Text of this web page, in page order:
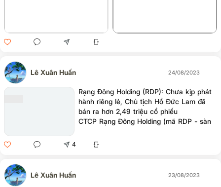
Lê Xuân Huấn 24/08/2023
Rạng Đông Holding (RDP): Chưa kịp phát
hành riêng lẻ, Chủ tịch Hồ Đức Lam đã
bán ra hơn 2,49 triệu cổ phiếu
CTCP Rạng Đông Holding (mã RDP - sàn
của Chủ tịch HĐQT để giảm sở hữu về
4
Lê Xuân Huấn 23/08/2023